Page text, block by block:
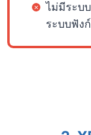
ไม่มีระบ
ระบบฟัง